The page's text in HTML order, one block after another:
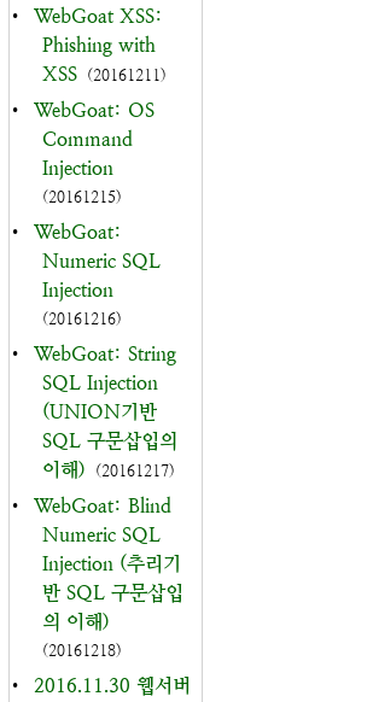
•
WebGoat XSS:
Phishing with
XSS (20161211)
•
WebGoat: OS
Command
Injection
(20161215)
•
WebGoat:
Numeric SQL
Injection
(20161216)
•
WebGoat: String
SQL Injection
(UNION기반
SQL 구문삽입의
이해)
(20161217)
•
WebGoat: Blind
Numeric SQL
Injection (추리기
반 SQL 구문삽입
의 이해)
(20161218)
•
2016.11.30 웹서버